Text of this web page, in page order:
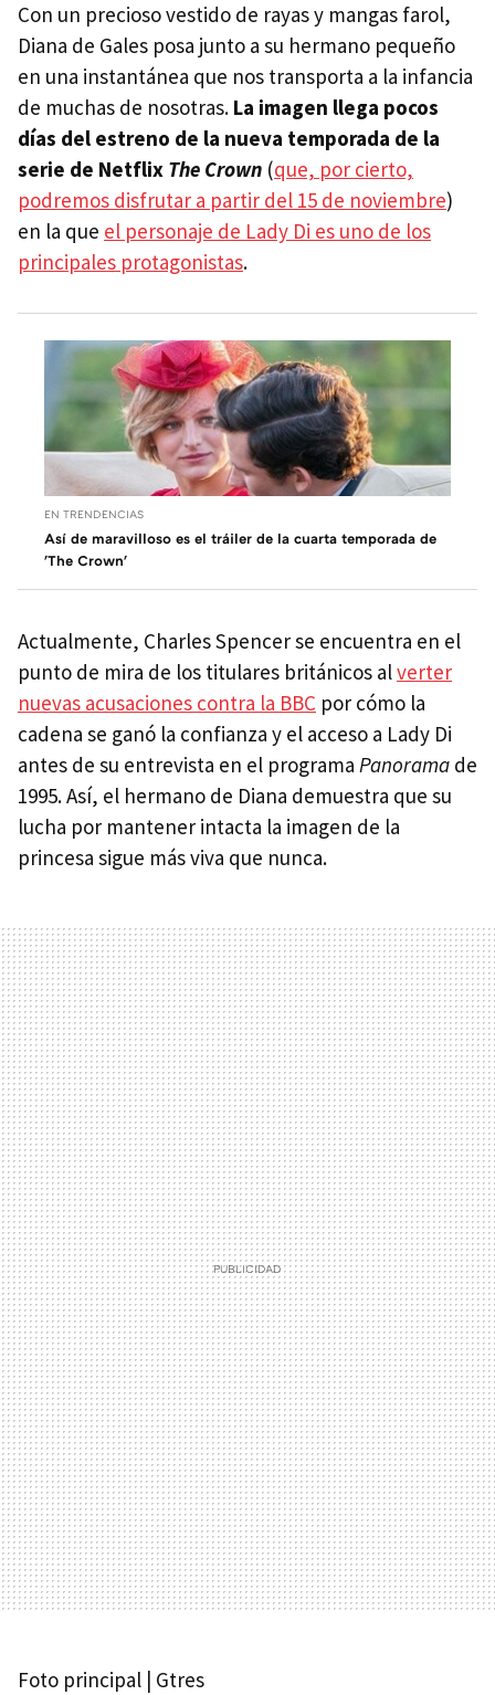
Con un precioso vestido de rayas y mangas farol,
Diana de Gales posa junto a su hermano pequeño
en una instantánea que nos transporta a la infancia
de muchas de nosotras. La imagen llega pocos
días del estreno de la nueva temporada de la
serie de Netflix The Crown (que, por cierto,
podremos disfrutar a partir del 15 de noviembre)
en la que el personaje de Lady Di es uno de los
principales protagonistas.
EN TRENDENCIAS
Así de maravilloso es el tráiler de la cuarta temporada de
'The Crown'
Actualmente, Charles Spencer se encuentra en el
punto de mira de los titulares británicos alverter
nuevas acusaciones contra la BBC por cómo la
cadena se ganó la confianza y el acceso a Lady Di
antes de su entrevista en el programa Panorama de
1995. Así, el hermano de Diana demuestra que su
lucha por mantener intacta la imagen de la
princesa sigue más viva que nunca.
Foto principal | Gtres